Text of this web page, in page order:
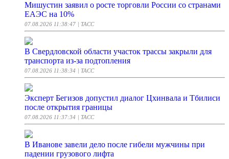
Мишустин заявил о росте торговли России со странами
ЕАЭС на 10%
07.08.2026 11:38:47 | ТАСС
В Свердловской области участок трассы закрыли для
транспорта из-за подтопления
07.08.2026 11:38:34 | ТАСС
Эксперт Бегизов допустил диалог Цхинвала и Тбилиси
после открытия границы
07.08.2026 11:37:34 | ТАСС
В Иванове завели дело после гибели мужчины при
падении грузового лифта